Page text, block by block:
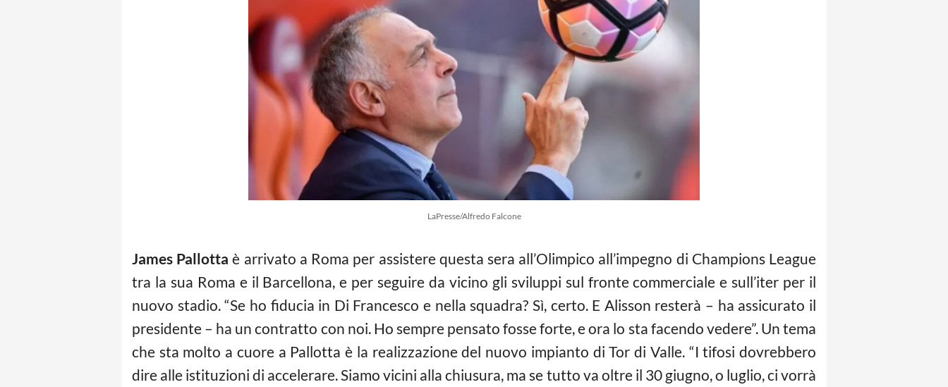
LaPresse/Alfredo Falcone
James Pallotta è arrivato a Roma per assistere questa sera all’Olimpico all’impegno di Champions League
tra la sua Roma e il Barcellona, e per seguire da vicino gli sviluppi sul fronte commerciale e sull’iter per il
nuovo stadio. “Se ho fiducia in Di Francesco e nella squadra? Sì, certo. E Alisson resterà – ha assicurato il
presidente – ha un contratto con noi. Ho sempre pensato fosse forte, e ora lo sta facendo vedere”. Un tema
che sta molto a cuore a Pallotta è la realizzazione del nuovo impianto di Tor di Valle. “I tifosi dovrebbero
dire alle istituzioni di accelerare. Siamo vicini alla chiusura, ma se tutto va oltre il 30 giugno, o luglio, ci vorrà